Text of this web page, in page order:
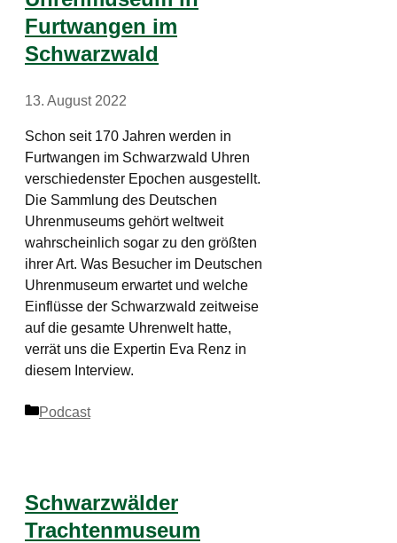
Furtwangen im
Schwarzwald
13. August 2022
Schon seit 170 Jahren werden in
Furtwangen im Schwarzwald Uhren
verschiedenster Epochen ausgestellt.
Die Sammlung des Deutschen
Uhrenmuseums gehört weltweit
wahrscheinlich sogar zu den größten
ihrer Art. Was Besucher im Deutschen
Uhrenmuseum erwartet und welche
Einflüsse der Schwarzwald zeitweise
auf die gesamte Uhrenwelt hatte,
verrät uns die Expertin Eva Renz in
diesem Interview.
Kategorien
Podcast
Schwarzwälder
Trachtenmuseum